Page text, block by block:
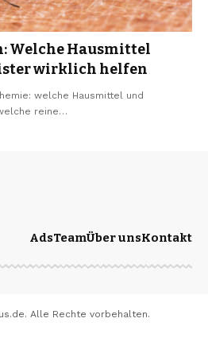
Welche Hausmittel
wirklich helfen
welche Hausmittel und
reine…
AdsTeamÜber unsKontakt
Alle Rechte vorbehalten.